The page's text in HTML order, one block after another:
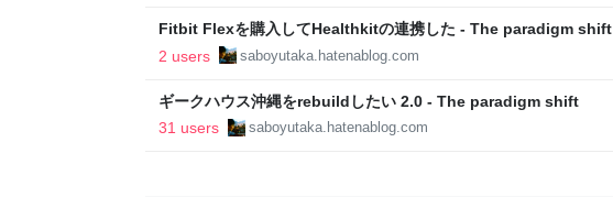
Fitbit Flexを購入してHealthkitの連携した - The paradigm shift
2 users
saboyutaka.hatenablog.com
ギークハウス沖縄をrebuildしたい 2.0 - The paradigm shift
31 users
saboyutaka.hatenablog.com